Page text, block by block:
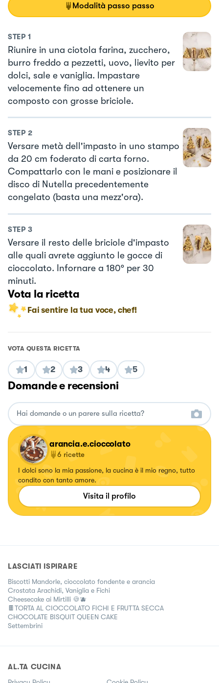
Modalità passo passo
STEP 1
Riunire in una ciotola farina, zucchero,
burro freddo a pezzetti, uovo, lievito per
dolci, sale e vaniglia. Impastare
velocemente fino ad ottenere un
composto con grosse briciole.
STEP 2
Versare metà dell'impasto in uno stampo
da 20 cm foderato di carta forno.
Compattarlo con le mani e posizionare il
disco di Nutella precedentemente
congelato (basta una mezz'ora).
STEP 3
Versare il resto delle briciole d'impasto
alle quali avrete aggiunto le gocce di
cioccolato. Infornare a 180° per 30
minuti.
Vota la ricetta
Fai sentire la tua voce, chef!
VOTA QUESTA RICETTA
1 2 3 4 5
Domande e recensioni
arancia.e.cioccolato
6 ricette
I dolci sono la mia passione, la cucina è il mio regno, tutto
condito con tanto amore.
Visita il profilo
LASCIATI ISPIRARE
Biscotti Mandorle, cioccolato fondente e arancia
Crostata Arachidi, Vaniglia e Fichi
Cheesecake ai Mirtilli 🍪🫐
🍫TORTA AL CIOCCOLATO FICHI E FRUTTA SECCA
CHOCOLATE BISQUIT QUEEN CAKE
Settembrini
AL.TA CUCINA